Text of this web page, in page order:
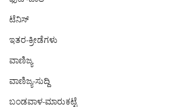
ಟೆನಿಸ್
ಇತರ-ಕ್ರೀಡೆಗಳು
ವಾಣಿಜ್ಯ
ವಾಣಿಜ್ಯ-ಸುದ್ದಿ
ಬಂಡವಾಳ-ಮಾರುಕಟ್ಟೆ